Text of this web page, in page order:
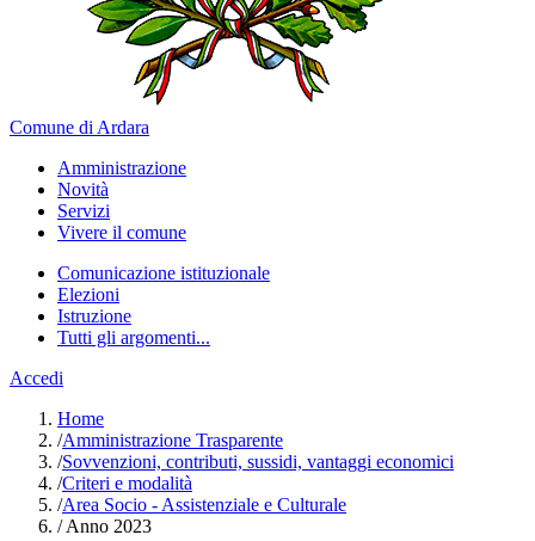
Comune di Ardara
Amministrazione
Novità
Servizi
Vivere il comune
Comunicazione istituzionale
Elezioni
Istruzione
Tutti gli argomenti...
Accedi
Home
/Amministrazione Trasparente
/Sovvenzioni, contributi, sussidi, vantaggi economici
/Criteri e modalità
/Area Socio - Assistenziale e Culturale
/Anno 2023